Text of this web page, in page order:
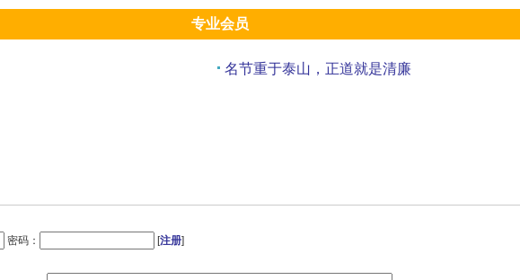
专业会员
名节重于泰山，正道就是清廉
密码： [注册]